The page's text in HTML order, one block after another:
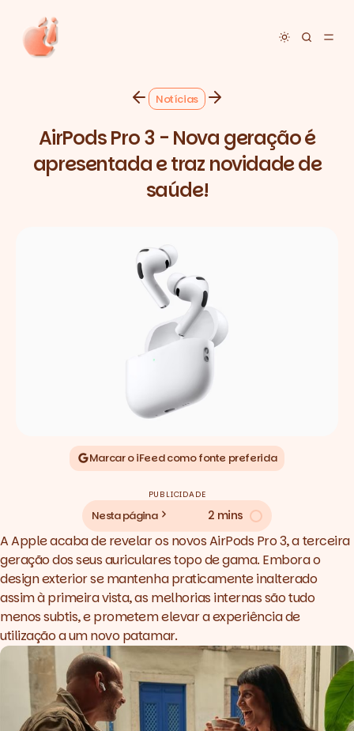
Toggle
Notícias
AirPods Pro 3 - Nova geração é
apresentada e traz novidade de
saúde!
Marcar o iFeed como fonte preferida
PUBLICIDADE
Nesta página 2 mins
A Apple acaba de revelar os novos AirPods Pro 3, a terceira
geração dos seus auriculares topo de gama. Embora o
designexterior se mantenha praticamente inalterado
assim à primeira vista, as melhorias internas são tudo
menos subtis, e prometem elevar a experiência de
utilização a um novo patamar.